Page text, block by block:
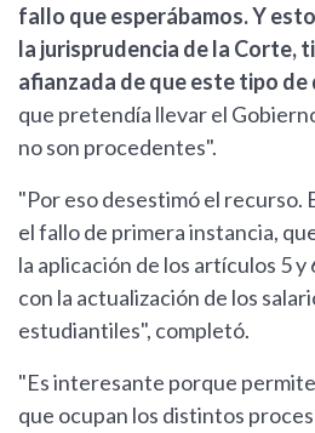
fallo que esperábamos. Y
la jurisprudencia de la Corte,
afianzada de que este tipo de
que pretendía llevar el
no son procedentes".
"Por eso desestimó el recurso.
el fallo de primera instancia,
la aplicación de los artículos 5 y
con la actualización de los
estudiantiles", completó.
"Es interesante porque
que ocupan los distintos